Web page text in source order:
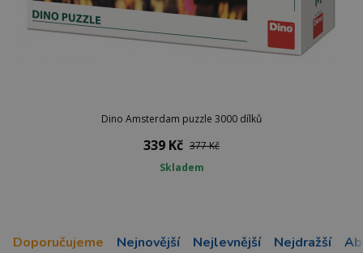
Dino Amsterdam puzzle 3000 dílků
339 Kč 377 Kč
Skladem
Doporučujeme Nejnovější Nejlevnější Nejdražší